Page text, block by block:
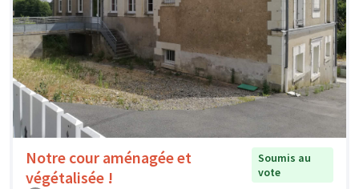
Notre cour aménagée et
végétalisée !
Soumis au
vote